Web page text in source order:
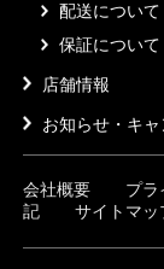
配送について
保証について
店舗情報
お知らせ・キ
会社概要 プラ
記
サイトマッ